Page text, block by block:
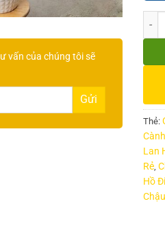
vấn của chúng tôi sẽ
Số
Thẻ:
Cành
Lan
Rẻ,
Hồ